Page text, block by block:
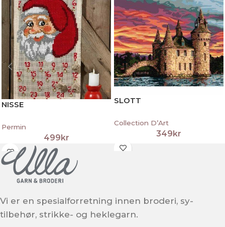
NISSE
Permin
499kr
SLOTT
Collection D’Art
349kr
Vi er en spesialforretning innen broderi, sy-
tilbehør, strikke- og heklegarn.